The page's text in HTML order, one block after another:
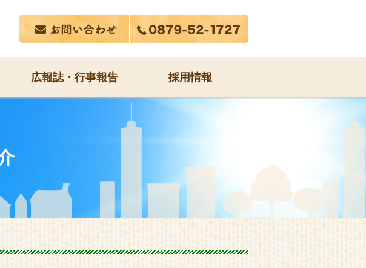
広報誌・行事報告 採用情報